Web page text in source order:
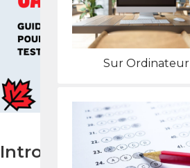
Sur Ordinateur
Introduction